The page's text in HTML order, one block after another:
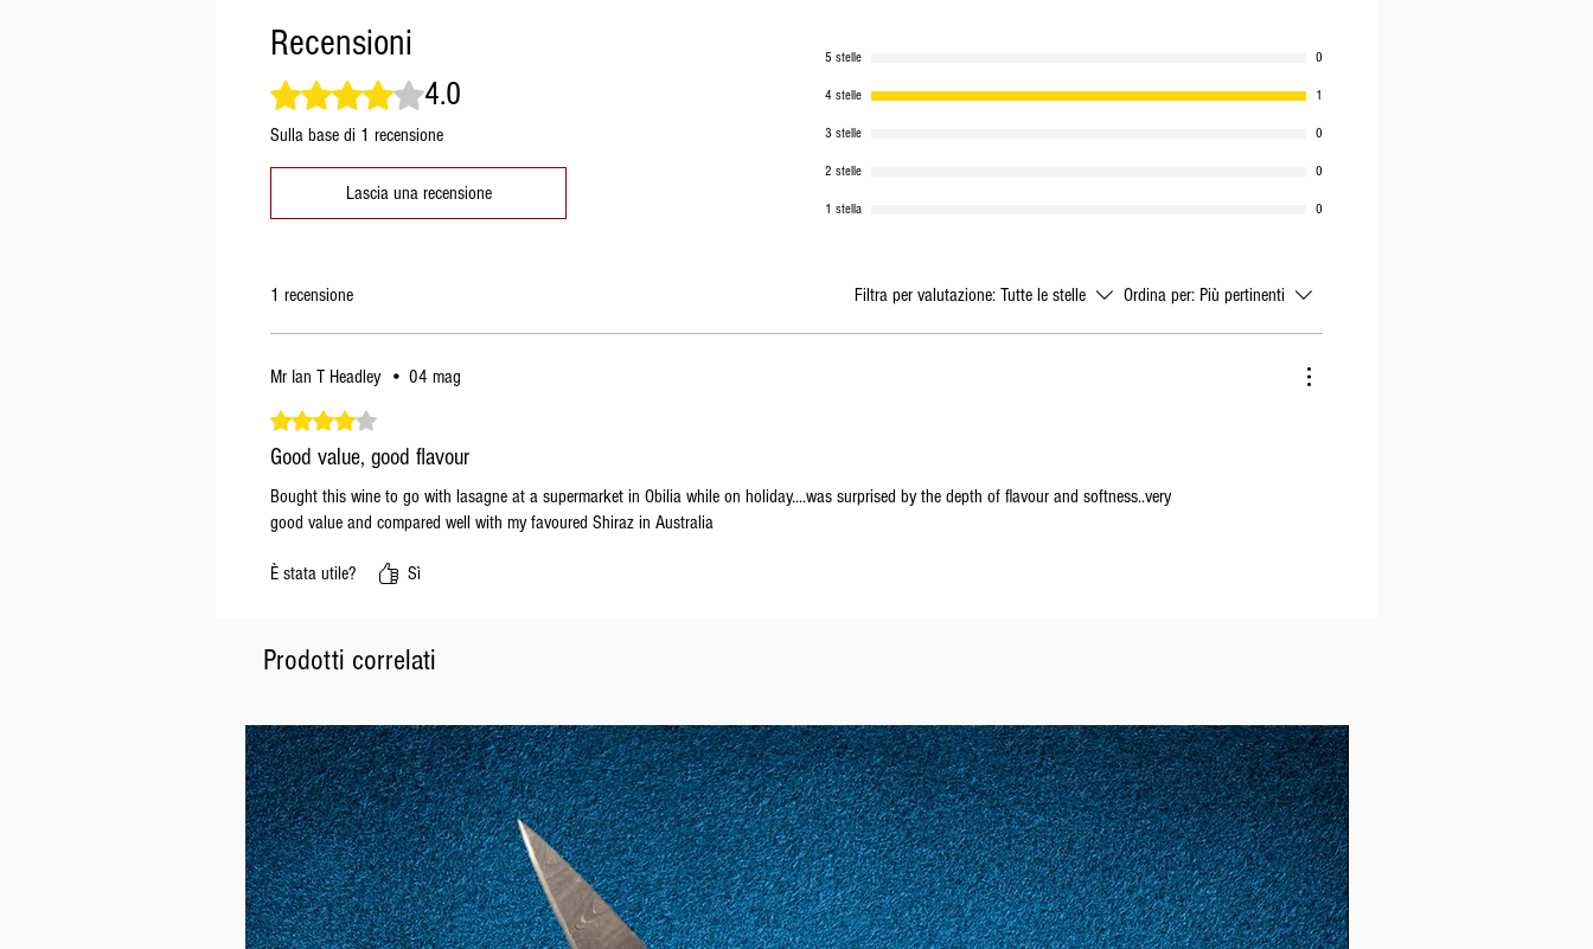
Se ordino laDomenica, l'ordine viene
in caso contrario il Lunedì successivo.
Queste indicazioni sono generali, nei periodi
deperibile, l'ordine verrà spedito nei tempi più
Recensioni
Valutazione 4 stelle su 5.
4.0
Sulla base di 1 recensione
Lascia una recensione
5 stelle 0
4 stelle 1
3 stelle 0
2 stelle 0
1 stella 0
1 recensione Filtra per valutazione: Tutte le stelle Ordina per: Più pertinenti
Mr Ian T Headley • 04 mag
Valutazione 4 stelle su 5.
Good value, good flavour
Bought this wine to go with lasagne at a supermarket in Obilia while on holiday....was surprised by the depth of flavour and softness..very
good value and compared well with my favoured Shiraz in Australia
È stata utile? Sì
Prodotti correlati